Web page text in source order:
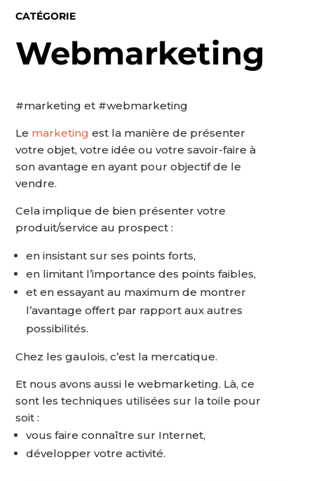
CATÉGORIE
Webmarketing
#marketing et #webmarketing
Le marketing est la manière de présenter
votre objet, votre idée ou votre savoir-faire à
son avantage en ayant pour objectif de le
vendre.
Cela implique de bien présenter votre
produit/service au prospect :
en insistant sur ses points forts,
en limitant l’importance des points faibles,
et en essayant au maximum de montrer
l’avantage offert par rapport aux autres
possibilités.
Chez les gaulois, c’est la mercatique.
Et nous avons aussi le webmarketing. Là, ce
sont les techniques utilisées sur la toile pour
soit :
vous faire connaître sur Internet,
développer votre activité.